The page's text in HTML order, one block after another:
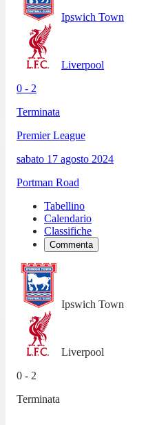
Ipswich Town
Liverpool
0 - 2
Terminata
Premier League
sabato 17 agosto 2024
Portman Road
Tabellino
Calendario
Classifiche
Commenta
Ipswich Town
Liverpool
0 - 2
Terminata